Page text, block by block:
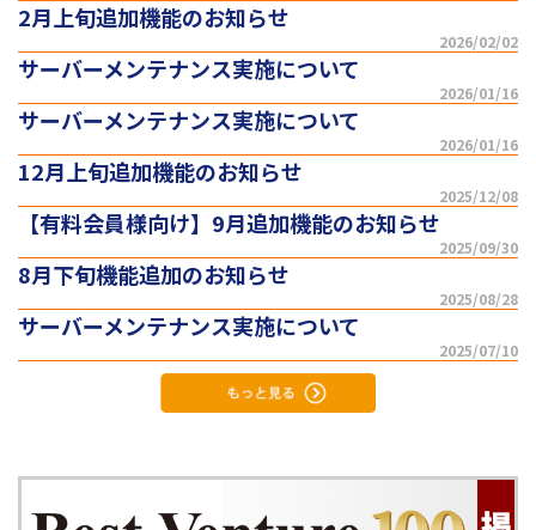
2月上旬追加機能のお知らせ
2026/02/02
サーバーメンテナンス実施について
2026/01/16
サーバーメンテナンス実施について
2026/01/16
12月上旬追加機能のお知らせ
2025/12/08
【有料会員様向け】9月追加機能のお知らせ
2025/09/30
8月下旬機能追加のお知らせ
2025/08/28
サーバーメンテナンス実施について
2025/07/10